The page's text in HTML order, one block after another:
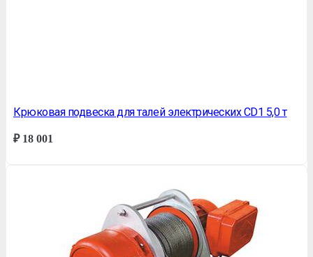
Крюковая подвеска для талей электрических CD1 5,0 т
₽18 001